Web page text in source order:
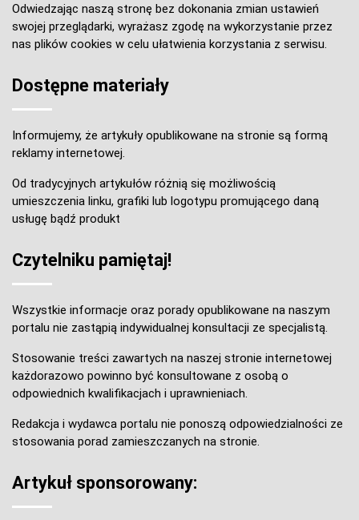
Odwiedzając naszą stronę bez dokonania zmian ustawień
swojej przeglądarki, wyrażasz zgodę na wykorzystanie przez
nas plików cookies w celu ułatwienia korzystania z serwisu.
Dostępne materiały
Informujemy, że artykuły opublikowane na stronie są formą
reklamy internetowej.
Od tradycyjnych artykułów różnią się możliwością
umieszczenia linku, grafiki lub logotypu promującego daną
usługę bądź produkt
Czytelniku pamiętaj!
Wszystkie informacje oraz porady opublikowane na naszym
portalu nie zastąpią indywidualnej konsultacji ze specjalistą.
Stosowanie treści zawartych na naszej stronie internetowej
każdorazowo powinno być konsultowane z osobą o
odpowiednich kwalifikacjach i uprawnieniach.
Redakcja i wydawca portalu nie ponoszą odpowiedzialności ze
stosowania porad zamieszczanych na stronie.
Artykuł sponsorowany: